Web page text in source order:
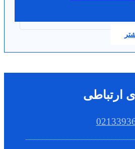
ارتباطی